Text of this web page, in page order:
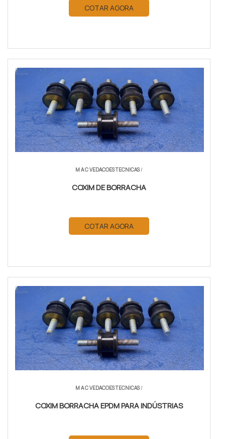
COTAR AGORA
M A C VEDACOES TECNICAS/
COXIM DE BORRACHA
COTAR AGORA
M A C VEDACOES TECNICAS/
COXIM BORRACHA EPDM PARA INDÚSTRIAS